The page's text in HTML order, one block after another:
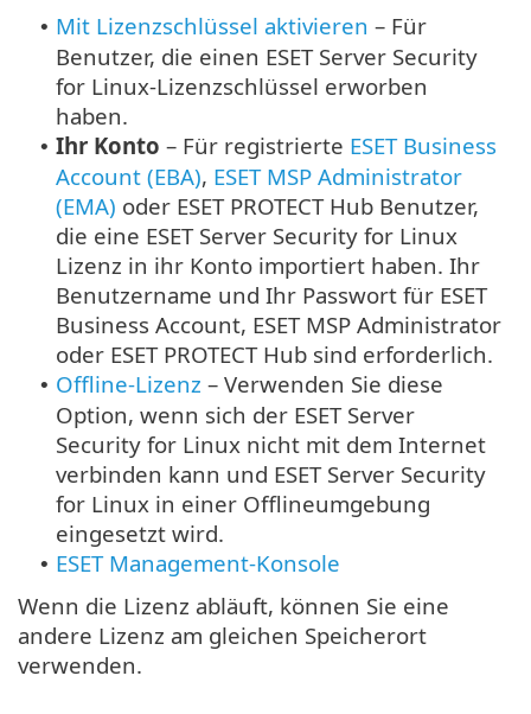
• Mit Lizenzschlüssel aktivieren – Für
Benutzer, die einen ESET Server Security
for Linux-Lizenzschlüssel erworben
haben.
• Ihr Konto – Für registrierte ESET Business
Account (EBA), ESET MSP Administrator
(EMA) oder ESET PROTECT Hub Benutzer,
die eine ESET Server Security for Linux
Lizenz in ihr Konto importiert haben. Ihr
Benutzername und Ihr Passwort für ESET
Business Account, ESET MSP Administrator
oder ESET PROTECT Hub sind erforderlich.
• Offline-Lizenz – Verwenden Sie diese
Option, wenn sich der ESET Server
Security for Linux nicht mit dem Internet
verbinden kann und ESET Server Security
for Linux in einer Offlineumgebung
eingesetzt wird.
• ESET Management-Konsole
Wenn die Lizenz abläuft, können Sie eine
andere Lizenz am gleichen Speicherort
verwenden.